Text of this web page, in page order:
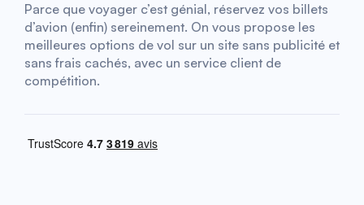
Parce que voyager c’est génial, réservez vos billets
d’avion (enfin) sereinement. On vous propose les
meilleures options de vol sur un site sans publicité et
sans frais cachés, avec un service client de
compétition.